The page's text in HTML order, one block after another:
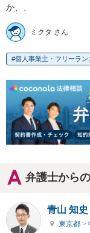
か、、
ミクタ さん
個人事業主・フリーラン
弁護士から
青山 知史
東京都 >